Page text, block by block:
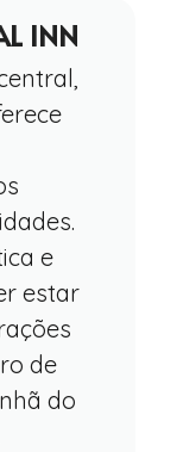
INN
e
estar
de
do